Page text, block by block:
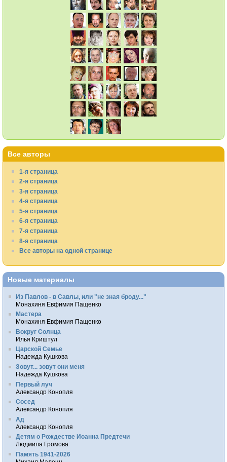
Все авторы
1-я страница
2-я страница
3-я страница
4-я страница
5-я страница
6-я страница
7-я страница
8-я страница
Все авторы на одной странице
Новые материалы
Из Павлов - в Савлы, или "не зная броду..."
Монахиня Евфимия Пащенко
Мастера
Монахиня Евфимия Пащенко
Вокруг Солнца
Илья Криштул
Царской Семье
Надежда Кушкова
Зовут... зовут они меня
Надежда Кушкова
Первый луч
Александр Конопля
Сосед
Александр Конопля
Ад
Александр Конопля
Детям о Рождестве Иоанна Предтечи
Людмила Громова
Память 1941-2026